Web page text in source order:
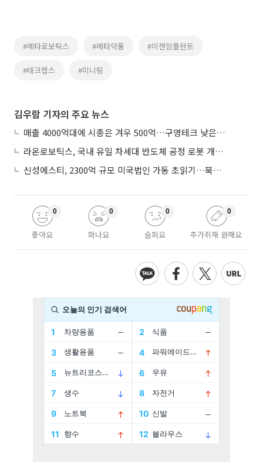
#메타로보틱스 #메타약품 #이젠임플란트
#테크랩스 #미니팅
김우람 기자의 주요 뉴스
매출 4000억대에 시총은 겨우 500억…구영테크 낮은 몸값에 저가 승계 마무리
라온로보틱스, 국내 유일 차세대 반도체 공정 로봇 개발 ‘고객사 테스트 진행’
신성에스티, 2300억 규모 미국법인 가동 초읽기…북미 ESS 공략 본격화
좋아요
0
화나요
0
슬퍼요
0
추가취재 원해요
0